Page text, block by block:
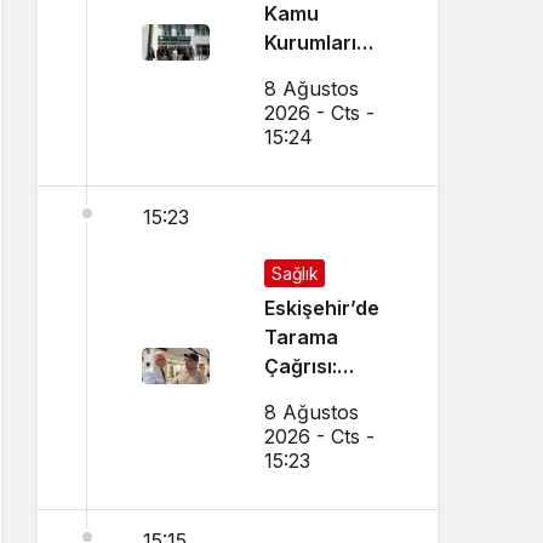
Kamu
Kurumları
Birliği
Toplantısı
8 Ağustos
2026 - Cts -
15:24
15:23
Sağlık
Eskişehir’de
Tarama
Çağrısı:
Görüştü
8 Ağustos
2026 - Cts -
15:23